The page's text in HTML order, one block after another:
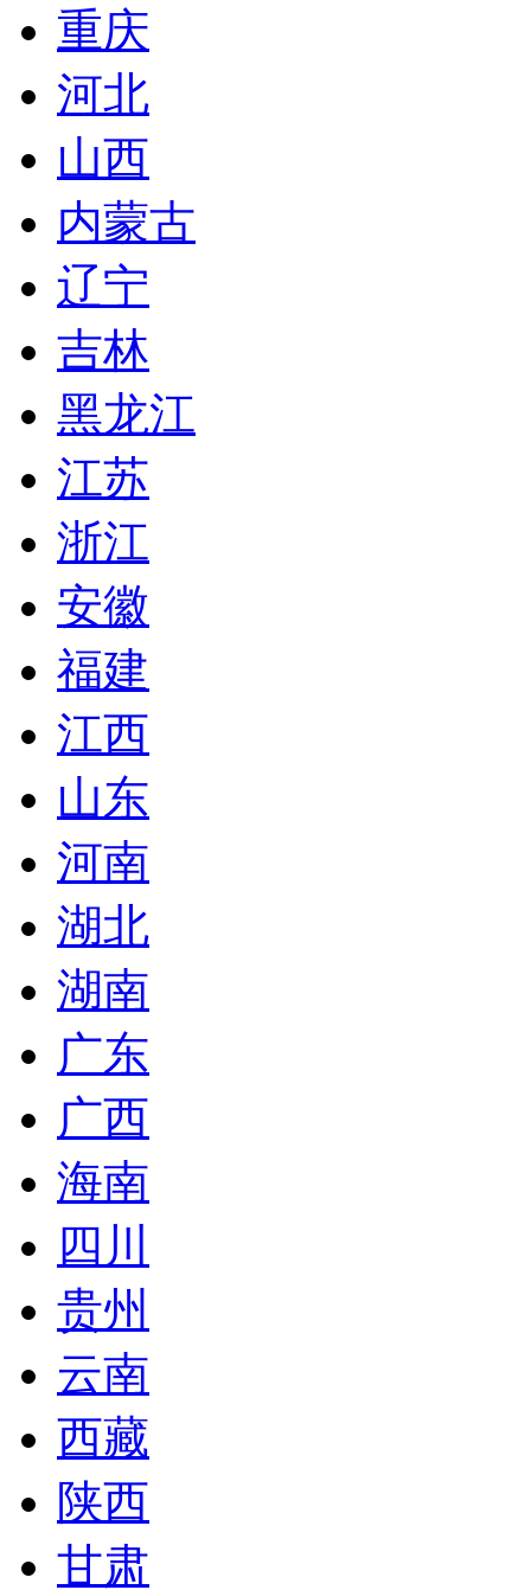
重庆
河北
山西
内蒙古
辽宁
吉林
黑龙江
江苏
浙江
安徽
福建
江西
山东
河南
湖北
湖南
广东
广西
海南
四川
贵州
云南
西藏
陕西
甘肃